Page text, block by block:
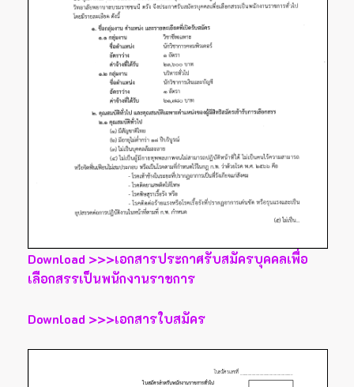
Download >>>เอกสารประกาศรับสมัครบุคคลเพื่อ
เลือกสรรเป็นพนักงานราชการ
Download >>>เอกสารใบสมัคร